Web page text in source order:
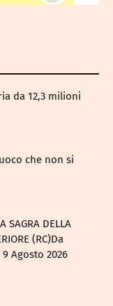
da 12,3 milioni
che non si
SAGRA DELLA
(RC)Da
Agosto 2026